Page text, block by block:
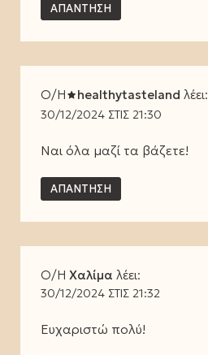
ΑΠΆΝΤΗΣΗ
Ο/Η healthytasteland λέει:
30/12/2024 ΣΤΙΣ 21:30
Ναι όλα μαζί τα βάζετε!
ΑΠΆΝΤΗΣΗ
Ο/Η Χαλίμα λέει:
30/12/2024 ΣΤΙΣ 21:32
Ευχαριστώ πολύ!